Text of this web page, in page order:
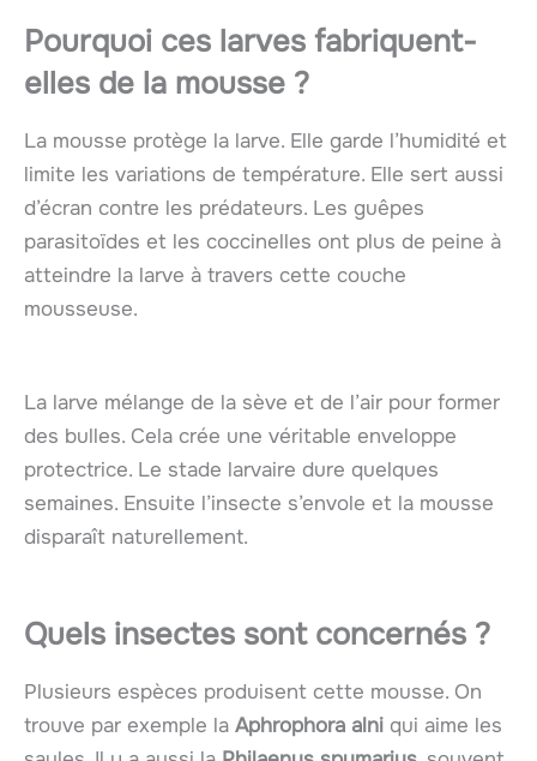
Pourquoi ces larves fabriquent-
elles de la mousse ?
La mousse protège la larve. Elle garde l’humidité et
limite les variations de température. Elle sert aussi
d’écran contre les prédateurs. Les guêpes
parasitoïdes et les coccinelles ont plus de peine à
atteindre la larve à travers cette couche
mousseuse.
La larve mélange de la sève et de l’air pour former
des bulles. Cela crée une véritable enveloppe
protectrice. Le stade larvaire dure quelques
semaines. Ensuite l’insecte s’envole et la mousse
disparaît naturellement.
Quels insectes sont concernés ?
Plusieurs espèces produisent cette mousse. On
trouve par exemple la Aphrophora alni qui aime les